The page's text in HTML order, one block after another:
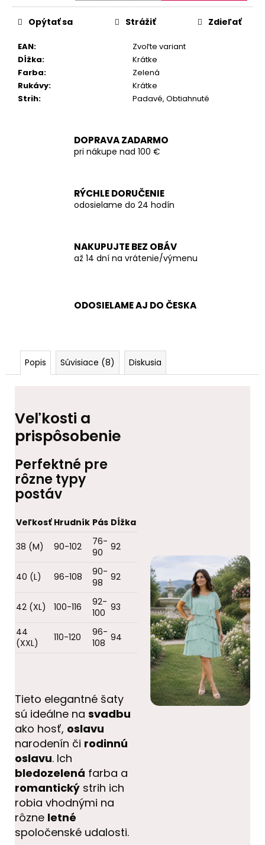
EAN:
Zvoľte variant
Dĺžka:
Krátke
Farba:
Zelená
Rukávy:
Krátke
Strih: Padavé, Obtiahnuté
Opýtať sa Strážiť Zdieľať
DOPRAVA ZADARMO
pri nákupe nad 100 €
RÝCHLE DORUČENIE
odosielame do 24 hodín
NAKUPUJTE BEZ OBÁV
až 14 dní na vrátenie/výmenu
ODOSIELAME AJ DO ČESKA
Popis Súvisiace (8) Diskusia
Veľkosti a
prispôsobenie
Perfektné pre
rôzne typy
postáv
Veľkosť Hrudník Pás Dĺžka
38 (M) 90-102
76-
90
92
40 (L) 96-108
90-
98
92
42 (XL) 100-116
92-
100 93
44
(XXL)
110-120
96-
108 94
Tieto elegantné šaty
sú ideálne na svadbu
ako hosť, oslavu
narodenín či rodinnú
oslavu. Ich
bledozelená farba a
romantický strih ich
robia vhodnými na
rôzne letné
spoločenské udalosti.